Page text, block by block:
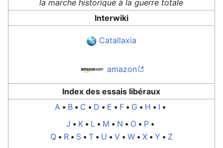
la marche historique à la guerre totale
Interwiki
Catallaxia
amazon
Index des essais libéraux
A • B • C • D • E • F • G • H • I •
J • K • L • M • N • O • P •
Q• R• S• T• U • V• W• X• Y • Z